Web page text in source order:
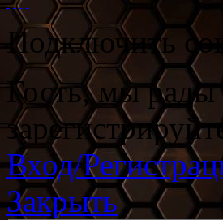
Подключить
Гость, мы рады
Вход/
Закрыть